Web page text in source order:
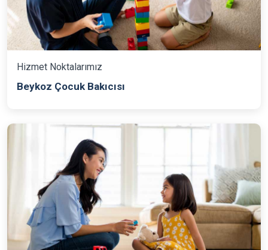
Hizmet Noktalarımız
Beykoz Çocuk Bakıcısı